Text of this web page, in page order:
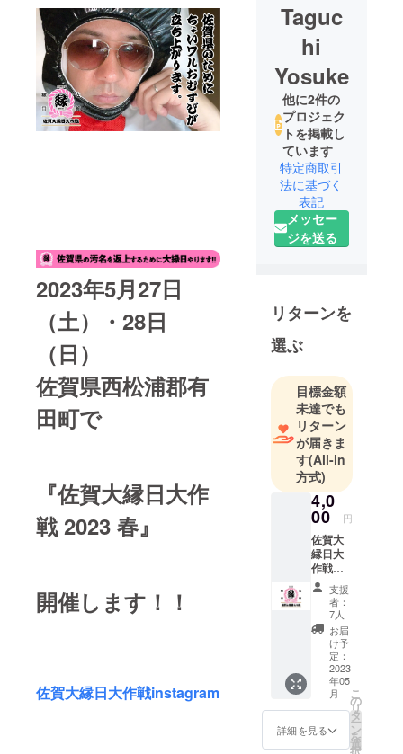
2023年5月27日
（土）・28日
（日）
佐賀県西松浦郡有
田町で
『佐賀大縁日大作
戦 2023 春』
開催します！！
佐賀大縁日大作戦instagram
Taguc
hi
Yosuke
他に2件の
プロジェク
トを掲載し
ています
特定商取引
法に基づく
表記
メッセー
ジを送る
リターンを
選ぶ
目標金額
未達でも
リターン
が届きま
す(All-in
方式)
4,0
00 円
佐賀大
縁日大
作戦
（佐賀
県）
https://i
nstagra
m.com/
saga_d
aiennic
hi_dais
akusen/
入場料
無料＆
佐賀大
支援
者：
7人
お届
け予
定：
2023
年05
月
詳細を見る
こ
の
リ
タ
ー
ン
を
選